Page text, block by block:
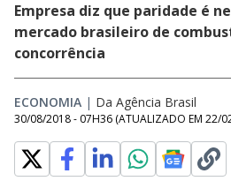
Empresa diz que paridade é
mercado brasileiro de
concorrência
ECONOMIA | Da Agência Brasil
30/08/2018 - 07H36 (ATUALIZADO EM 22/